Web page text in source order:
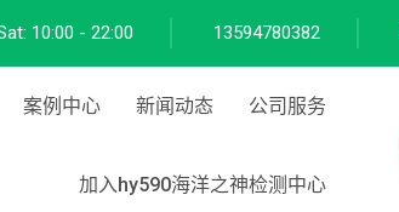
10:00 - 22:00 13594780382
案例中心 新闻动态 公司服务
加入hy590海洋之神检测中心